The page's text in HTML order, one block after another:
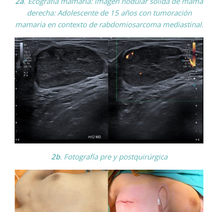
derecha: Adolescente de 15 años con tumoración
mamaria en contexto de rabdomiosarcoma mediastinal.
2b. Fotografía pre y postquirúrgica